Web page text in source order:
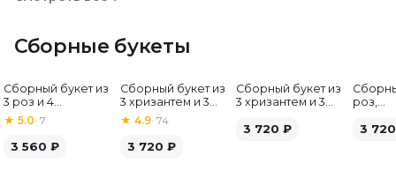
Сборные букеты
Сборный букет из
3 роз и 4
альстромерий
★ 5.0· 7
3 560 ₽
Хит
Сборный букет из
3 хризантем и 3
альстромерий
★ 4.9· 74
3 720 ₽
Сборный букет из
3 хризантем и 3
3 720 ₽
роз,
3 720